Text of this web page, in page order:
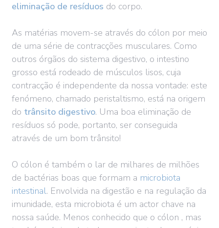
eliminação de resíduos do corpo.
As matérias movem-se através do cólon por meio
de uma série de contracções musculares. Como
outros órgãos do sistema digestivo, o intestino
grosso está rodeado de músculos lisos, cuja
contracção é independente da nossa vontade: este
fenómeno, chamado peristaltismo, está na origem
do trânsito digestivo. Uma boa eliminação de
resíduos só pode, portanto, ser conseguida
através de um bom trânsito!
O cólon é também o lar de milhares de milhões
de bactérias boas que formam a microbiota
intestinal. Envolvida na digestão e na regulação da
imunidade, esta microbiota é um actor chave na
nossa saúde. Menos conhecido que o cólon , mas